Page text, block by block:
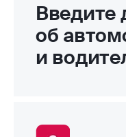
Введите
об
и